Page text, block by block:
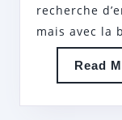
recherche
mais avec la
Read